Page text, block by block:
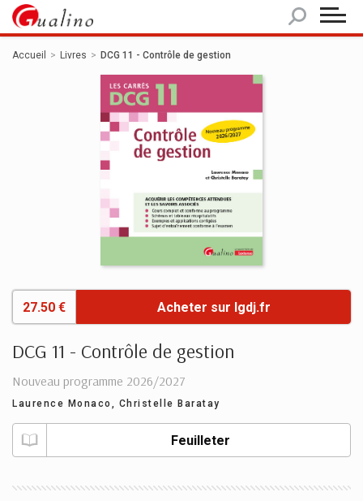
Accueil Livres DCG 11 - Contrôle de gestion
27.50 € Acheter sur lgdj.fr
DCG 11 - Contrôle de gestion
Nouveau programme 2026/2027
Laurence Monaco Christelle Baratay
Feuilleter
Panneau de gestion des cookies